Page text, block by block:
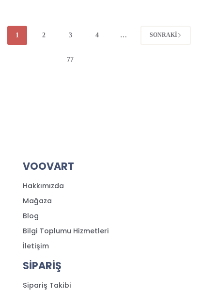
1 2 3 4 …
77
SONRAKI
VOOVART
Hakkımızda
Mağaza
Blog
Bilgi Toplumu Hizmetleri
İletişim
SİPARİŞ
Sipariş Takibi